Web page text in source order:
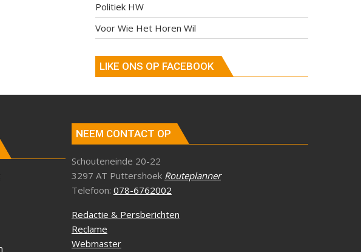
Politiek HW
Voor Wie Het Horen Wil
LIKE ONS OP FACEBOOK
NEEM CONTACT OP
Schouteneinde 20-22
3297 AT Puttershoek Routeplanner
Telefoon: 078-6762002
Redactie & Persberichten
Reclame
Webmaster